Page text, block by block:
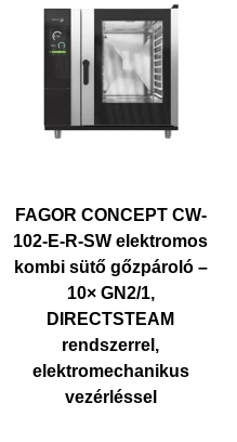
FAGOR CONCEPT CW-
102-E-R-SW elektromos
kombi sütő gőzpároló –
10× GN2/1,
DIRECTSTEAM
rendszerrel,
elektromechanikus
vezérléssel